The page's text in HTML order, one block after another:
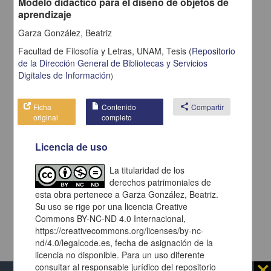
nuevamente (ir a la pagina de inicio).
Debido a que el enlace posiblemente haya caducado, realizar
nuevamente la selección de facetas (
aprendizaje
Garza González, Beatriz
Facultad de Filosofía y Letras, UNAM, Tesis (Repositorio
de la Dirección General de Bibliotecas y Servicios
Digitales de Información)
Ficha
original
Contenido
completo
share Compartir
Licencia de uso
La titularidad de los
derechos patrimoniales de
esta obra pertenece a Garza González, Beatriz.
Su uso se rige por una licencia Creative
Commons BY-NC-ND 4.0 Internacional,
https://creativecommons.org/licenses/by-nc-
nd/4.0/legalcode.es, fecha de asignación de la
licencia no disponible. Para un uso diferente
consultar al responsable jurídico del repositorio